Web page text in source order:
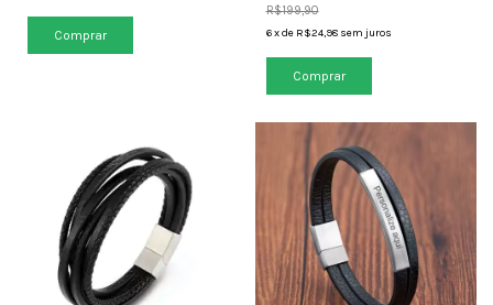
Comprar
R$199,90
6 xde R$24,98 sem juros
Comprar